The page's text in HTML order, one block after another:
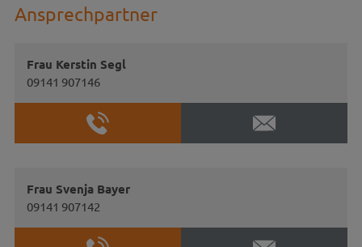
Ansprechpartner
Frau Kerstin Segl
09141 907146
Frau Svenja Bayer
09141 907142